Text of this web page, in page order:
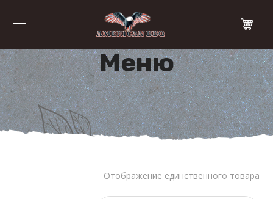
Меню
Отображение единственного товара